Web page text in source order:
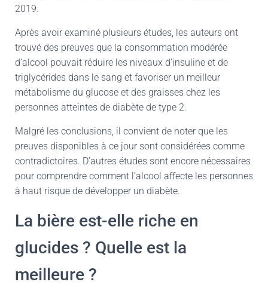
2019.
Après avoir examiné plusieurs études, les auteurs ont
trouvé des preuves que la consommation modérée
d’alcool pouvait réduire les niveaux d’insuline et de
triglycérides dans le sang et favoriser un meilleur
métabolisme du glucose et des graisses chez les
personnes atteintes de diabète de type 2.
Malgré les conclusions, il convient de noter que les
preuves disponibles à ce jour sont considérées comme
contradictoires. D’autres études sont encore nécessaires
pour comprendre comment l’alcool affecte les personnes
à haut risque de développer un diabète.
La bière est-elle riche en
glucides ? Quelle est la
meilleure ?